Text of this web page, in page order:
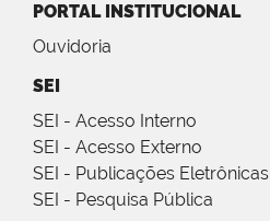
PORTAL INSTITUCIONAL
Ouvidoria
SEI
SEI - Acesso Interno
SEI - Acesso Externo
SEI - Publicações Eletrônicas
SEI - Pesquisa Pública